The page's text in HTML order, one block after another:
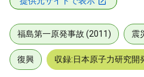
福島第一原発事故 (2011) 震
復興 収録:日本原子力研究開